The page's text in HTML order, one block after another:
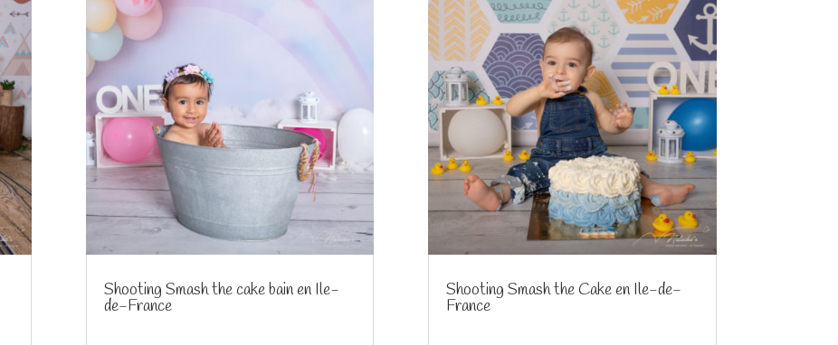
Shooting Smash the cake bain en Ile-
de-France
Shooting Smash the Cake en Ile-de-
France